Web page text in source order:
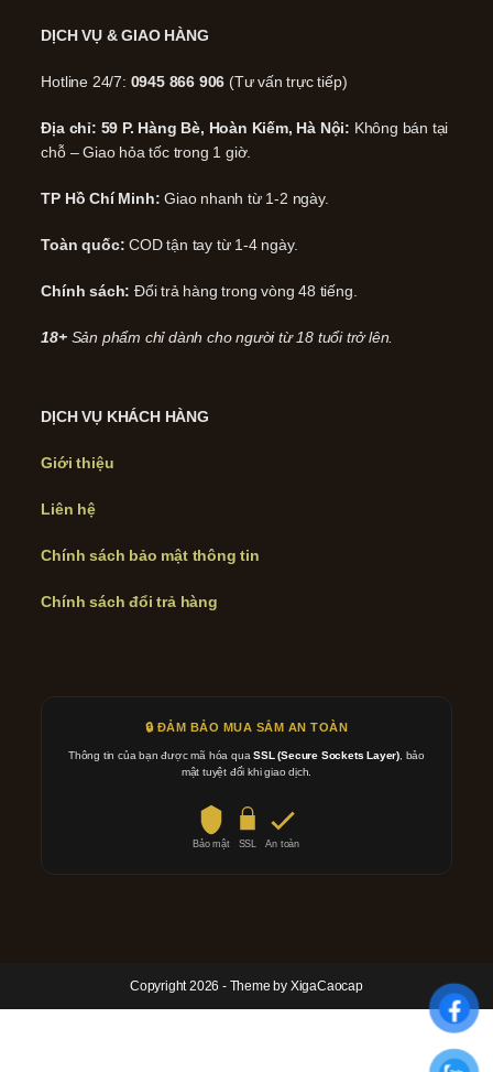
DỊCH VỤ & GIAO HÀNG
Hotline 24/7: 0945 866 906 (Tư vấn trực tiếp)
Địa chỉ: 59 P. Hàng Bè, Hoàn Kiếm, Hà Nội: Không bán tại
chỗ – Giao hỏa tốc trong 1 giờ.
TP Hồ Chí Minh: Giao nhanh từ 1-2 ngày.
Toàn quốc: COD tận tay từ 1-4 ngày.
Chính sách: Đổi trả hàng trong vòng 48 tiếng.
18+ Sản phẩm chỉ dành cho người từ 18 tuổi trở lên.
DỊCH VỤ KHÁCH HÀNG
Giới thiệu
Liên hệ
Chính sách bảo mật thông tin
Chính sách đổi trả hàng
🔒 ĐẢM BẢO MUA SẮM AN TOÀN
Thông tin của bạn được mã hóa quaSSL (Secure Sockets Layer) , bảo
mật tuyệt đối khi giao dịch.
Bảo mật SSL An toàn
Copyright 2026 - Theme by XigaCaocap